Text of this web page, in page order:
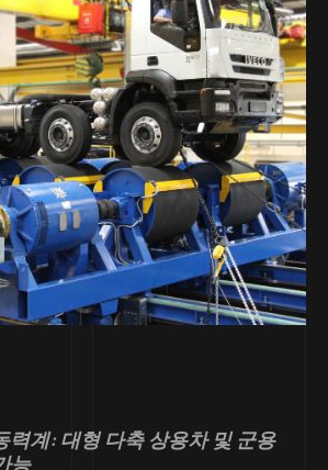
력계: 대형 다축 상용차 및 군용
능